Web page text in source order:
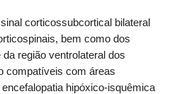
corticossubcortical bilateral
bem como dos
região ventrolateral dos
compatíveis com áreas
hipóxico-isquêmica